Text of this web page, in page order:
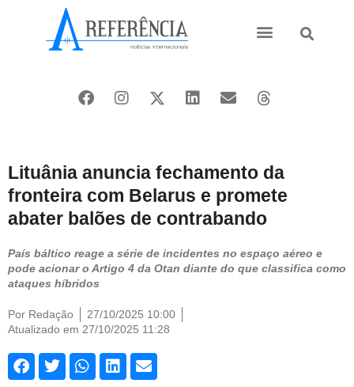
Lituânia anuncia fechamento da
fronteira com Belarus e promete
abater balões de contrabando
País báltico reage a série de incidentes no espaço aéreo e
pode acionar o Artigo 4 da Otan diante do que classifica como
ataques híbridos
Por Redação
27/10/2025 10:00
Atualizado em 27/10/2025 11:28